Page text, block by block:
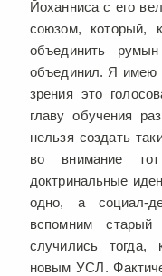
Йоханниса с его
союзом, который,
объединить
объединил. Я имею
зрения это
главу обучения
нельзя создать
во внимание
доктринальные
одно, а социал-
вспомним
случились
новым УСЛ.